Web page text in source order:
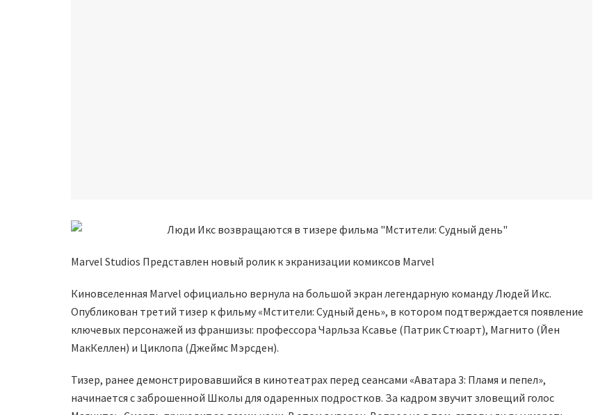
Marvel Studios Представлен новый ролик к экранизации комиксов Marvel
Киновселенная Marvel официально вернула на большой экран легендарную команду Людей Икс.
Опубликован третий тизер к фильму «Мстители: Судный день», в котором подтверждается появление
ключевых персонажей из франшизы: профессора Чарльза Ксавье (Патрик Стюарт), Магнито (Йен
МакКеллен) и Циклопа (Джеймс Мэрсден).
Тизер, ранее демонстрировавшийся в кинотеатрах перед сеансами «Аватара 3: Пламя и пепел»,
начинается с заброшенной Школы для одаренных подростков. За кадром звучит зловещий голос